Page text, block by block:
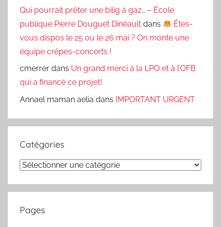
Qui pourrait prêter une bilig à gaz… – École
publique Pierre Douguet Dinéault dans
Êtes-
vous dispos le 25 ou le 26 mai ? On monte une
équipe crêpes-concerts !
cmerrer dans Un grand merci à la LPO et à l’OFB
qui a financé ce projet!
Annael maman aelia dans IMPORTANT URGENT
Catégories
Catégories
Pages